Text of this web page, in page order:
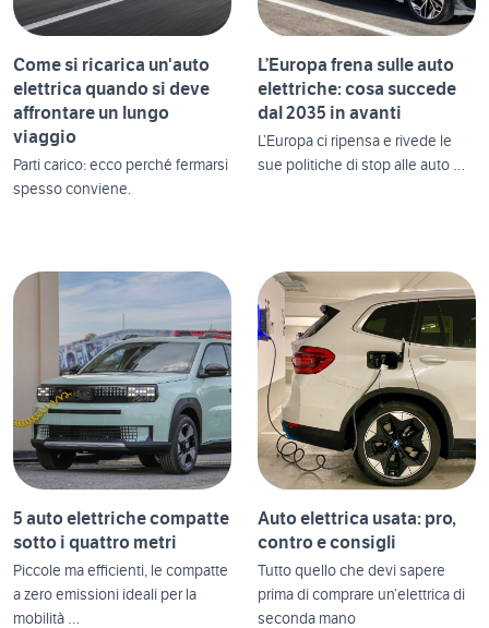
Come si ricarica un'auto
elettrica quando si deve
affrontare un lungo
viaggio
Parti carico: ecco perché fermarsi
spesso conviene.
L’Europa frena sulle auto
elettriche: cosa succede
dal 2035 in avanti
L’Europa ci ripensa e rivede le
sue politiche di stop alle auto …
5 auto elettriche compatte
sotto i quattro metri
Piccole ma efficienti, le compatte
a zero emissioni ideali per la
mobilità …
Auto elettrica usata: pro,
contro e consigli
Tutto quello che devi sapere
prima di comprare un’elettrica di
seconda mano